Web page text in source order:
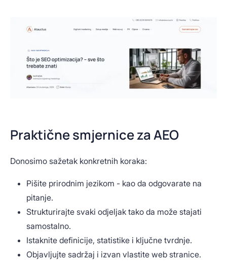
Praktične smjernice za AEO
Donosimo sažetak konkretnih koraka:
Pišite prirodnim jezikom - kao da odgovarate na
pitanje.
Strukturirajte svaki odjeljak tako da može stajati
samostalno.
Istaknite definicije, statistike i ključne tvrdnje.
Objavljujte sadržaj i izvan vlastite web stranice.